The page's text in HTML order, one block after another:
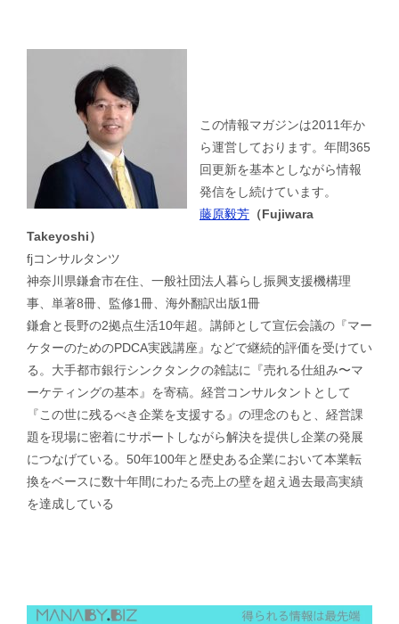
この情報マガジンは2011年か
ら運営しております。年間365
回更新を基本としながら情報
発信をし続けています。
藤原毅芳 （Fujiwara
Takeyoshi）
fjコンサルタンツ
神奈川県鎌倉市在住、一般社団法人暮らし振興支援機構理
事、単著8冊、監修1冊、海外翻訳出版1冊
鎌倉と長野の2拠点生活10年超。講師として宣伝会議の『マー
ケターのためのPDCA実践講座』などで継続的評価を受けてい
る。大手都市銀行シンクタンクの雑誌に『売れる仕組み〜マ
ーケティングの基本』を寄稿。経営コンサルタントとして
『この世に残るべき企業を支援する』の理念のもと、経営課
題を現場に密着にサポートしながら解決を提供し企業の発展
につなげている。50年100年と歴史ある企業において本業転
換をベースに数十年間にわたる売上の壁を超え過去最高実績
を達成している